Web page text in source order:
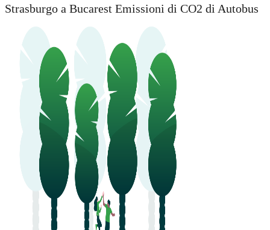
Strasburgo a Bucarest Emissioni di CO2 di Autobus